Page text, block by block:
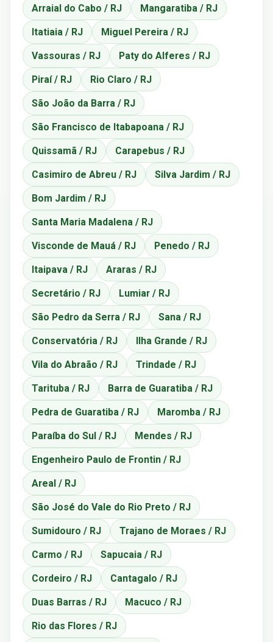
Arraial do Cabo / RJ Mangaratiba / RJ
Itatiaia / RJ Miguel Pereira / RJ
Vassouras / RJ Paty do Alferes / RJ
Piraí / RJ Rio Claro / RJ
São João da Barra / RJ
São Francisco de Itabapoana / RJ
Quissamã / RJ Carapebus / RJ
Casimiro de Abreu / RJ Silva Jardim / RJ
Bom Jardim / RJ
Santa Maria Madalena / RJ
Visconde de Mauá / RJ Penedo / RJ
Itaipava / RJ Araras / RJ
Secretário / RJ Lumiar / RJ
São Pedro da Serra / RJ Sana / RJ
Conservatória / RJ Ilha Grande / RJ
Vila do Abraão / RJ Trindade / RJ
Tarituba / RJ Barra de Guaratiba / RJ
Pedra de Guaratiba / RJ Maromba / RJ
Paraíba do Sul / RJ Mendes / RJ
Engenheiro Paulo de Frontin / RJ
Areal / RJ
São José do Vale do Rio Preto / RJ
Sumidouro / RJ Trajano de Moraes / RJ
Carmo / RJ Sapucaia / RJ
Cordeiro / RJ Cantagalo / RJ
Duas Barras / RJ Macuco / RJ
Rio das Flores / RJ